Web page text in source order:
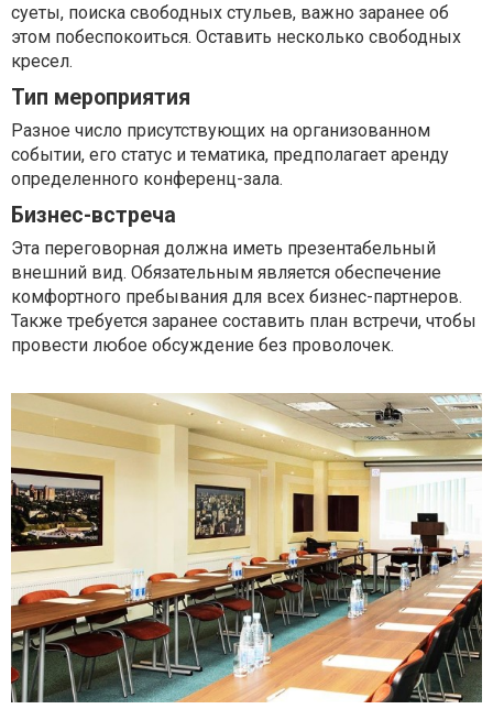
суеты, поиска свободных стульев, важно заранее об
этом побеспокоиться. Оставить несколько свободных
кресел.
Тип мероприятия
Разное число присутствующих на организованном
событии, его статус и тематика, предполагает аренду
определенного конференц-зала.
Бизнес-встреча
Эта переговорная должна иметь презентабельный
внешний вид. Обязательным является обеспечение
комфортного пребывания для всех бизнес-партнеров.
Также требуется заранее составить план встречи, чтобы
провести любое обсуждение без проволочек.